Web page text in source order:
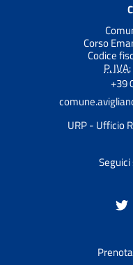
Corso
Codice
P. IVA:
+39
URP - Ufficio